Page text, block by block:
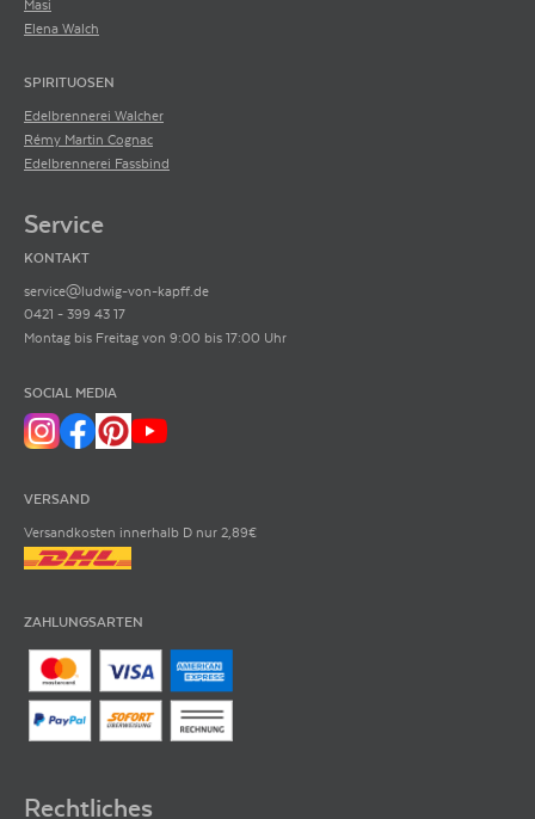
pro Jahr ist James Suckling längst legendär und seine Bewertungen sind
von größter Bedeutung.
Masi
Elena Walch
SPIRITUOSEN
Edelbrennerei Walcher
Rémy Martin Cognac
Edelbrennerei Fassbind
Service
KONTAKT
service@ludwig-von-kapff.de
0421 - 399 43 17
Montag bis Freitag von 9:00 bis 17:00 Uhr
SOCIAL MEDIA
VERSAND
Versandkosten innerhalb D nur 2,89€
ZAHLUNGSARTEN
Rechtliches